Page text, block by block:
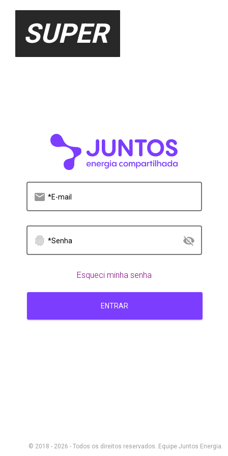
SUPER
email *E-mail
fingerprint *Senha visibility_off
Esqueci minha senha
ENTRAR
© 2018 - 2026 - Todos os direitos reservados. Equipe Juntos Energia.